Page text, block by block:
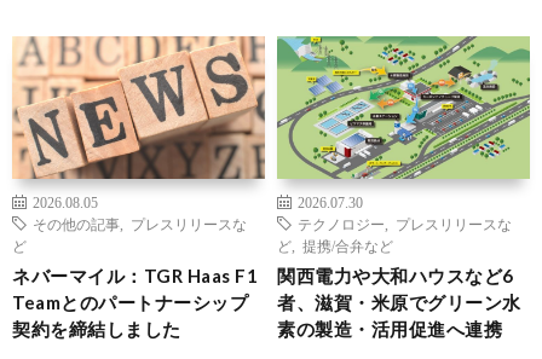
2026.08.05
その他の記事
プレスリリースな
ど
ネバーマイル：TGR Haas F1
Teamとのパートナーシップ
契約を締結しました
2026.07.30
テクノロジー
プレスリリースな
ど
提携/合弁など
関西電力や大和ハウスなど6
者、滋賀・米原でグリーン水
素の製造・活用促進へ連携